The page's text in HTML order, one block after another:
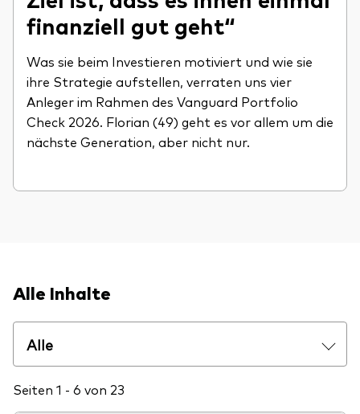
finanziell gut geht“
Was sie beim Investieren motiviert und wie sie
ihre Strategie aufstellen, verraten uns vier
Anleger im Rahmen des Vanguard Portfolio
Check 2026. Florian (49) geht es vor allem um die
nächste Generation, aber nicht nur.
Alle Inhalte
Alle
Seiten 1 - 6 von 23